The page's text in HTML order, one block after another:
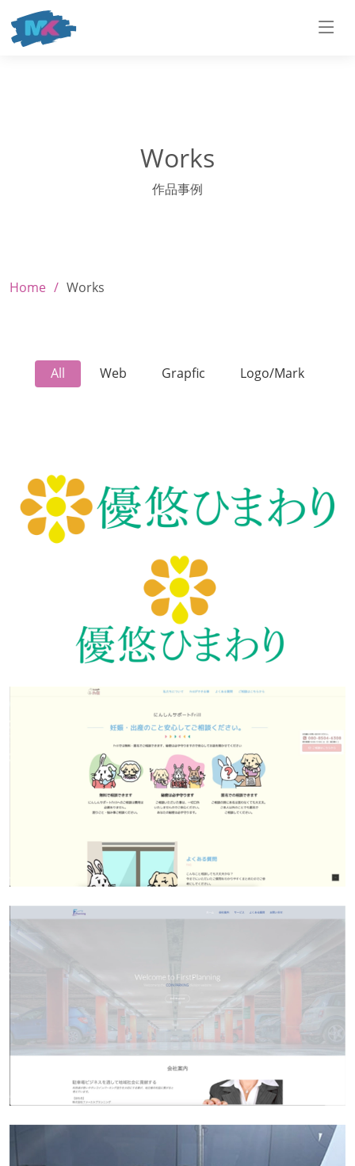
Works
作品事例
Home Works
All Web Grapfic Logo/Mark